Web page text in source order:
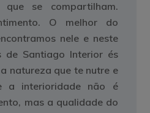
que se compartilham.
O melhor do
nele e neste
de Santiago Interior és
natureza que te nutre e
a interioridade não é
mas a qualidade do